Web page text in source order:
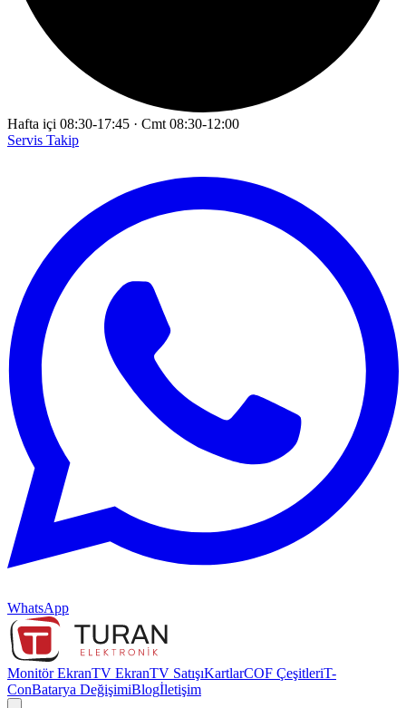
Hafta içi 08:30-17:45 · Cmt 08:30-12:00
Servis Takip
WhatsApp
Monitör EkranTV EkranTV SatışıKartlarCOF ÇeşitleriT-
ConBatarya DeğişimiBlogİletişim